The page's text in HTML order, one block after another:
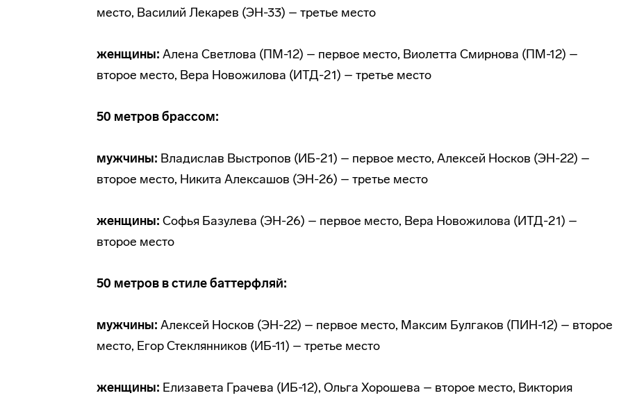
место, Василий Лекарев (ЭН-33) – третье место
женщины: Алена Светлова (ПМ-12) – первое место, Виолетта Смирнова (ПМ-12) –
второе место, Вера Новожилова (ИТД-21) – третье место
50 метров брассом:
мужчины: Владислав Выстропов (ИБ-21) – первое место, Алексей Носков (ЭН-22) –
второе место, Никита Алексашов (ЭН-26) – третье место
женщины: Софья Базулева (ЭН-26) – первое место, Вера Новожилова (ИТД-21) –
второе место
50 метров в стиле баттерфляй:
мужчины: Алексей Носков (ЭН-22) – первое место, Максим Булгаков (ПИН-12) – второе
место, Егор Стеклянников (ИБ-11) – третье место
женщины: Елизавета Грачева (ИБ-12), Ольга Хорошева – второе место, Виктория